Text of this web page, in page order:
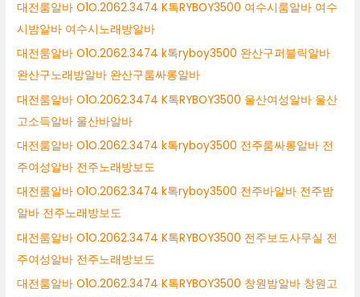
대전룸알바 O1O.2062.3474 K톡RYBOY3500 여수시룸알바 여수
시밤알바 여수시노래방알바
대전룸알바 O1O.2062.3474 k톡ryboy3500 완산구퍼블릭알바
완산구노래방알바 완산구룸싸롱알바
대전룸알바 O1O.2062.3474 K톡RYBOY3500 울산여성알바 울산
고소득알바 울산바알바
대전룸알바 O1O.2062.3474 k톡ryboy3500 전주룸싸롱알바 전
주여성알바 전주노래방보도
대전룸알바 O1O.2062.3474 k톡ryboy3500 전주바알바 전주밤
알바 전주노래방보도
대전룸알바 O1O.2062.3474 K톡RYBOY3500 전주보도사무실 전
주여성알바 전주노래방보도
대전룸알바 O1O.2062.3474 K톡RYBOY3500 창원밤알바 창원고